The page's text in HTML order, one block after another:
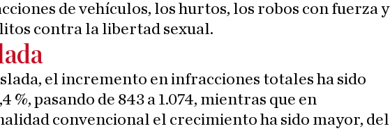
de vehículos, los hurtos, los robos con fuerza y
contra la libertad sexual.
el incremento en infracciones totales ha sido
%, pasando de 843 a 1.074, mientras que en
convencional el crecimiento ha sido mayor, del